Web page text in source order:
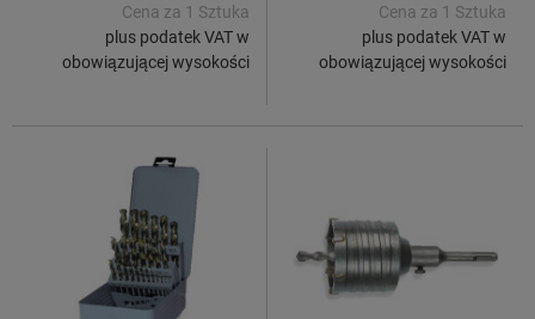
Cena za 1 Sztuka
plus podatek VAT w
obowiązującej wysokości
Cena za 1 Sztuka
plus podatek VAT w
obowiązującej wysokości